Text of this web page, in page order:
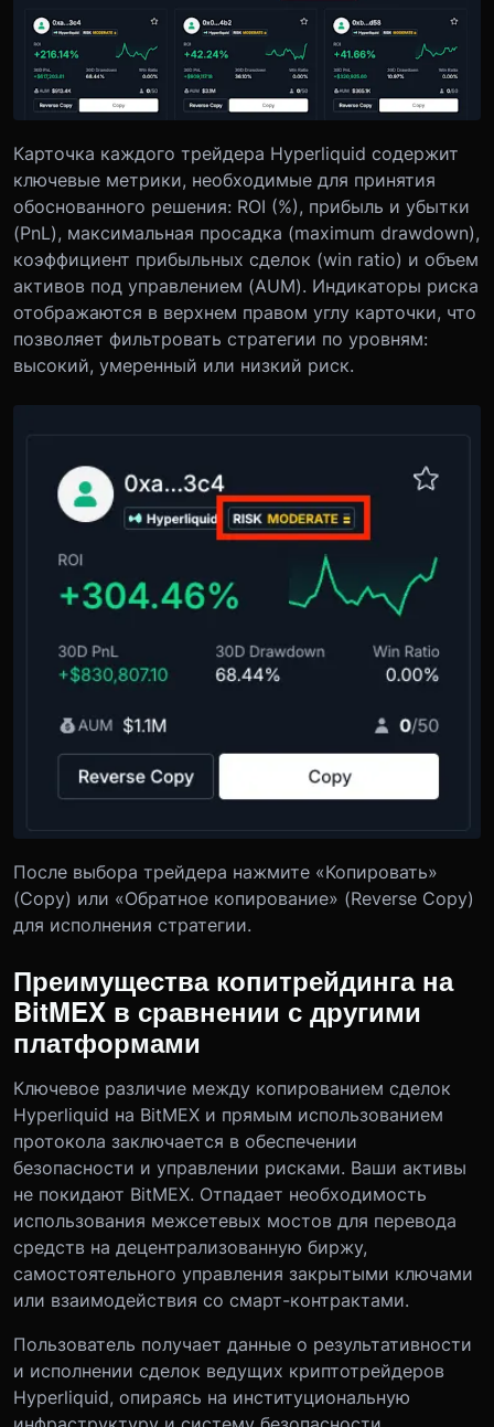
Карточка каждого трейдера Hyperliquid содержит
ключевые метрики, необходимые для принятия
обоснованного решения: ROI (%), прибыль и убытки
(PnL), максимальная просадка (maximum drawdown),
коэффициент прибыльных сделок (win ratio) и объем
активов под управлением (AUM). Индикаторы риска
отображаются в верхнем правом углу карточки, что
позволяет фильтровать стратегии по уровням:
высокий, умеренный или низкий риск.
После выбора трейдера нажмите «Копировать»
(Copy) или «Обратное копирование» (Reverse Copy)
для исполнения стратегии.
Преимущества копитрейдинга на
BitMEX в сравнении с другими
платформами
Ключевое различие между копированием сделок
Hyperliquid на BitMEX и прямым использованием
протокола заключается в обеспечении
безопасности и управлении рисками. Ваши активы
не покидают BitMEX. Отпадает необходимость
использования межсетевых мостов для перевода
средств на децентрализованную биржу,
самостоятельного управления закрытыми ключами
или взаимодействия со смарт-контрактами.
Пользователь получает данные о результативности
и исполнении сделок ведущих криптотрейдеров
Hyperliquid, опираясь на институциональную